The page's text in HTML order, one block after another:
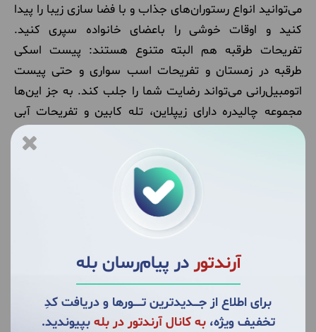
آرندتوردر پیام‌رسان بله
برای اطلاع از جــــدیدترین تــــــورها و دریافت کدِ
تخفیف ویژه،به کانال آرندتور در بله بپیوندید.
می‌توانید انواع رستوران‌های جذاب و با فضا سازی زیبا را پیدا
کنید و اوقات خوشی را باعضای خانواده سپری کنید.
تفریحات طرقبه هم البته متنوع هستند: پیست اسکی
طرقبه در زمستان و تفریحات اسب سواری و حتی پیست
اتومبیل‌رانی می‌تواند رضایت شما را جلب کند. به جز این‌ها
مجموعه چالیدره دارای زیپلاین، تله کابین و تفریحات آبی
می‌تواند از بهترین مقاصد تفریحی برای شما باشد.